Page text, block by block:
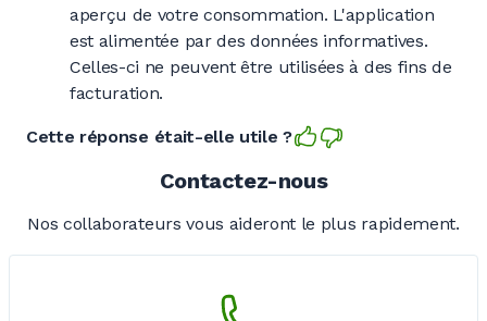
aperçu de votre consommation. L'application
est alimentée par des données informatives.
Celles-ci ne peuvent être utilisées à des fins de
facturation.
Cette réponse était-elle utile ?
Contactez-nous
Nos collaborateurs vous aideront le plus rapidement.